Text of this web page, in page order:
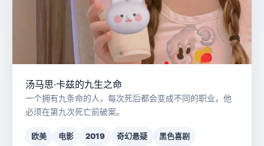
汤马思·卡兹的九生之命
一个拥有九条命的人，每次死后都会变成不同的职业，他
必须在第九次死亡前破案。
欧美 电影 2019 奇幻悬疑 黑色喜剧